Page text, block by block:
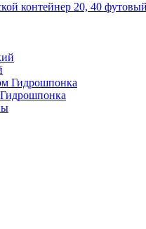
контейнер 20, 40 футовый